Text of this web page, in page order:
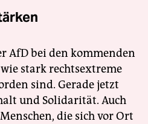
AfD bei den kommenden
stark rechtsextreme
sind. Gerade jetzt
und Solidarität. Auch
die sich vor Ort